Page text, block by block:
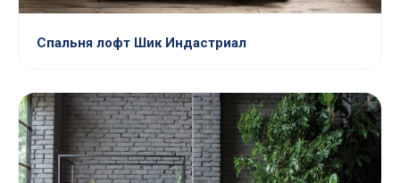
Спальня лофт Шик Индастриал